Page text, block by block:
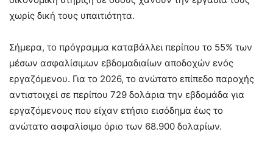
χωρίς δική τους υπαιτιότητα.
Σήμερα, το πρόγραμμα καταβάλλει περίπου το 55% των
μέσων ασφαλίσιμων εβδομαδιαίων αποδοχών ενός
εργαζόμενου. Για το 2026, το ανώτατο επίπεδο παροχής
αντιστοιχεί σε περίπου 729 δολάρια την εβδομάδα για
εργαζόμενους που είχαν ετήσιο εισόδημα έως το
ανώτατο ασφαλίσιμο όριο των 68.900 δολαρίων.